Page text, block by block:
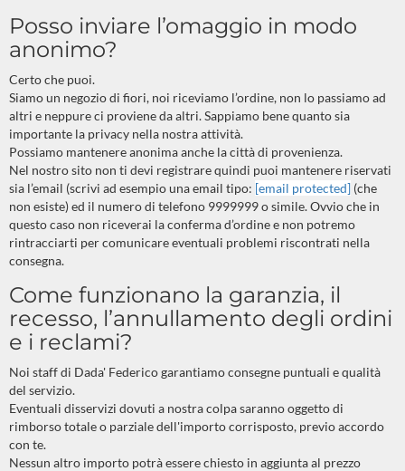
Posso inviare l’omaggio in modo
anonimo?
Certo che puoi.
Siamo un negozio di fiori, noi riceviamo l’ordine, non lo passiamo ad
altri e neppure ci proviene da altri. Sappiamo bene quanto sia
importante la privacy nella nostra attività.
Possiamo mantenere anonima anche la città di provenienza.
Nel nostro sito non ti devi registrare quindi puoi mantenere riservati
sia l’email (scrivi ad esempio una email tipo: [email protected] (che
non esiste) ed il numero di telefono 9999999 o simile. Ovvio che in
questo caso non riceverai la conferma d’ordine e non potremo
rintracciarti per comunicare eventuali problemi riscontrati nella
consegna.
Come funzionano la garanzia, il
recesso, l’annullamento degli ordini
e i reclami?
Noi staff di Dada' Federico garantiamo consegne puntuali e qualità
del servizio.
Eventuali disservizi dovuti a nostra colpa saranno oggetto di
rimborso totale o parziale dell'importo corrisposto, previo accordo
con te.
Nessun altro importo potrà essere chiesto in aggiunta al prezzo